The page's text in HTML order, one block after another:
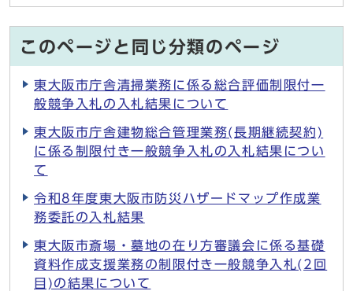
このページと同じ分類のページ
東大阪市庁舎清掃業務に係る総合評価制限付一
般競争入札の入札結果について
東大阪市庁舎建物総合管理業務(長期継続契約)
に係る制限付き一般競争入札の入札結果につい
て
令和8年度東大阪市防災ハザードマップ作成業
務委託の入札結果
東大阪市斎場・墓地の在り方審議会に係る基礎
資料作成支援業務の制限付き一般競争入札(2回
目)の結果について